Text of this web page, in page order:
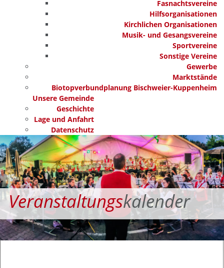
Fasnachtsvereine
Hilfsorganisationen
Kirchlichen Organisationen
Musik- und Gesangsvereine
Sportvereine
Sonstige Vereine
Gewerbe
Marktstände
Biotopverbundplanung Bischweier-Kuppenheim
Unsere Gemeinde
Geschichte
Lage und Anfahrt
Datenschutz
Veranstaltungskalender